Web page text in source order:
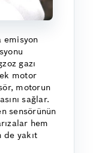
emisyon
gazı
motor
motorun
sağlar.
sensörünün
hem
de yakıt